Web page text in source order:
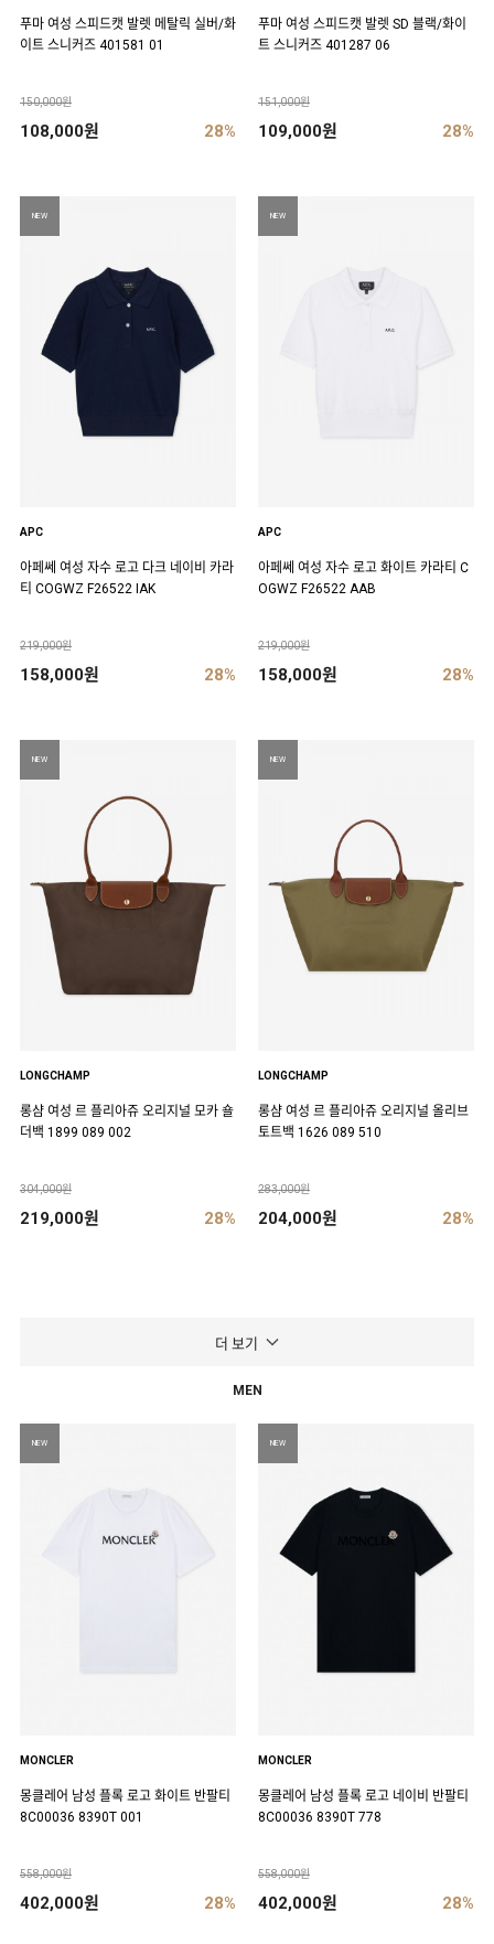
푸마 여성 스피드캣 발렛 메탈릭 실버/화
이트 스니커즈 401581 01
150,000원
108,000원 28%
푸마 여성 스피드캣 발렛 SD 블랙/화이
트 스니커즈 401287 06
151,000원
109,000원 28%
NEW
APC
아페쎄 여성 자수 로고 다크 네이비 카라
티 COGWZ F26522 IAK
219,000원
158,000원 28%
NEW
APC
아페쎄 여성 자수 로고 화이트 카라티 C
OGWZ F26522 AAB
219,000원
158,000원 28%
NEW
LONGCHAMP
롱샴 여성 르 플리아쥬 오리지널 모카 숄
더백 1899 089 002
304,000원
219,000원 28%
NEW
LONGCHAMP
롱샴 여성 르 플리아쥬 오리지널 올리브
토트백 1626 089 510
283,000원
204,000원 28%
더 보기
MEN
NEW
MONCLER
몽클레어 남성 플록 로고 화이트 반팔티
8C00036 8390T 001
558,000원
402,000원 28%
NEW
MONCLER
몽클레어 남성 플록 로고 네이비 반팔티
8C00036 8390T 778
558,000원
402,000원 28%